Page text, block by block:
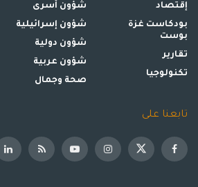
إقتصاد
بودكاست غزة
بوست
تقارير
تكنولوجيا
شؤون أسرى
شؤون إسرائيلية
شؤون دولية
شؤون عربية
صحة وجمال
تابعنا على